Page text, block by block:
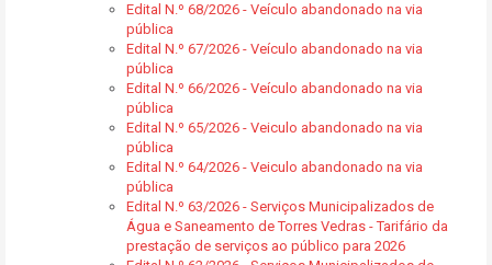
Edital N.º 68/2026 - Veículo abandonado na via
pública
Edital N.º 67/2026 - Veículo abandonado na via
pública
Edital N.º 66/2026 - Veículo abandonado na via
pública
Edital N.º 65/2026 - Veiculo abandonado na via
pública
Edital N.º 64/2026 - Veiculo abandonado na via
pública
Edital N.º 63/2026 - Serviços Municipalizados de
Água e Saneamento de Torres Vedras - Tarifário da
prestação de serviços ao público para 2026